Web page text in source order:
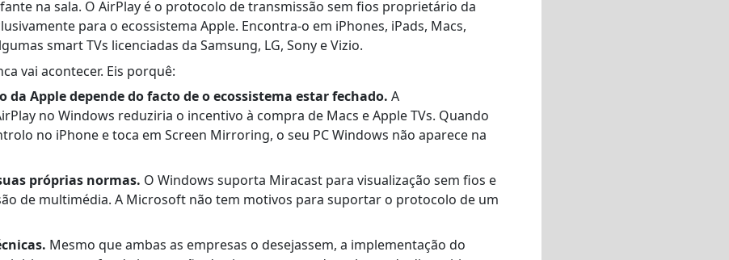
na sala. O AirPlay é o protocolo de transmissão sem fios proprietário da
para o ecossistema Apple. Encontra-o em iPhones, iPads, Macs,
smart TVs licenciadas da Samsung, LG, Sony e Vizio.
vai acontecer. Eis porquê:
da Apple depende do facto de o ecossistema estar fechado. A
no Windows reduziria o incentivo à compra de Macs e Apple TVs. Quando
no iPhone e toca em Screen Mirroring, o seu PC Windows não aparece na
próprias normas. O Windows suporta Miracast para visualização sem fios e
de multimédia. A Microsoft não tem motivos para suportar o protocolo de um
Mesmo que ambas as empresas o desejassem, a implementação do